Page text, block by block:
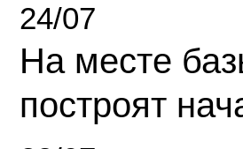
24/07
На месте
построят